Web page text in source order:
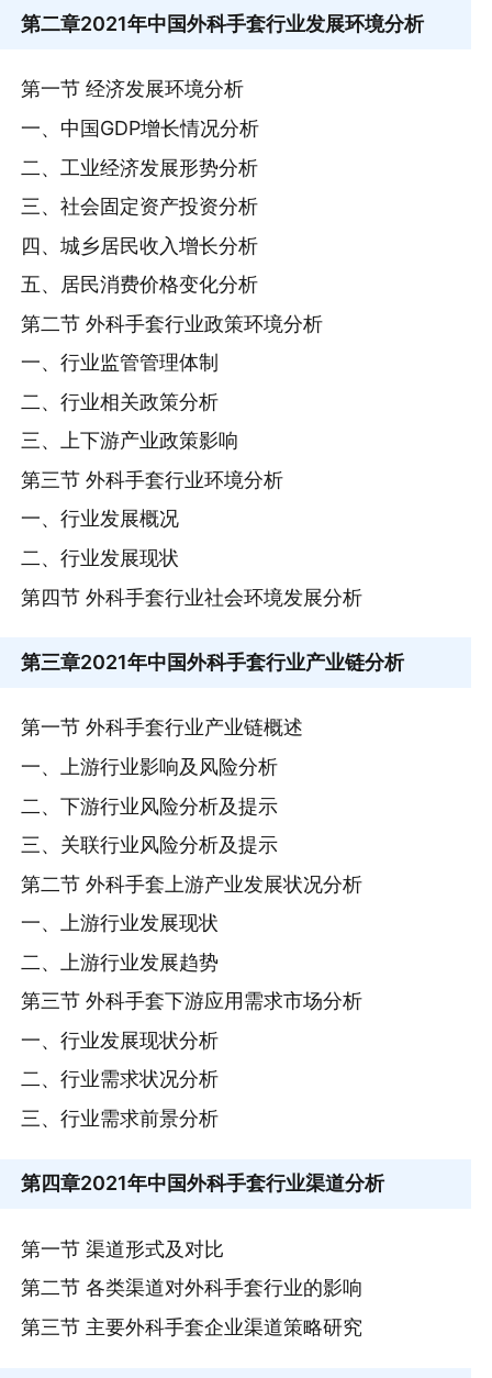
第二章2021年中国外科手套行业发展环境分析
第一节 经济发展环境分析
一、中国GDP增长情况分析
二、工业经济发展形势分析
三、社会固定资产投资分析
四、城乡居民收入增长分析
五、居民消费价格变化分析
第二节 外科手套行业政策环境分析
一、行业监管管理体制
二、行业相关政策分析
三、上下游产业政策影响
第三节 外科手套行业环境分析
一、行业发展概况
二、行业发展现状
第四节 外科手套行业社会环境发展分析
第三章2021年中国外科手套行业产业链分析
第一节 外科手套行业产业链概述
一、上游行业影响及风险分析
二、下游行业风险分析及提示
三、关联行业风险分析及提示
第二节 外科手套上游产业发展状况分析
一、上游行业发展现状
二、上游行业发展趋势
第三节 外科手套下游应用需求市场分析
一、行业发展现状分析
二、行业需求状况分析
三、行业需求前景分析
第四章2021年中国外科手套行业渠道分析
第一节 渠道形式及对比
第二节 各类渠道对外科手套行业的影响
第三节 主要外科手套企业渠道策略研究